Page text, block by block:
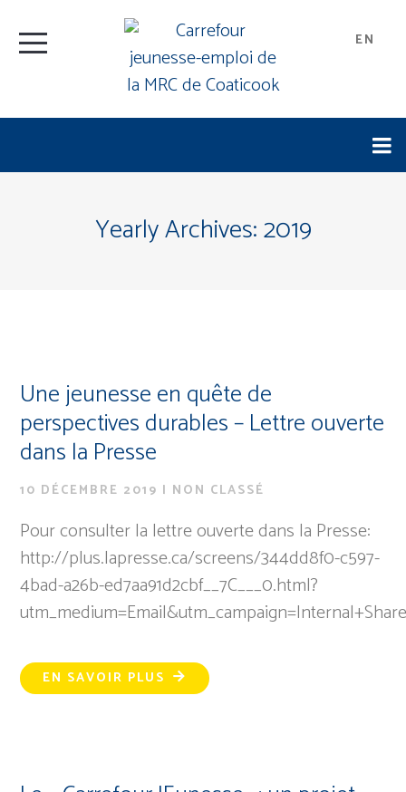
EN
Yearly Archives:2019
Une jeunesse en quête de
perspectives durables – Lettre ouverte
dans la Presse
10 DÉCEMBRE 2019 | NON CLASSÉ
Pour consulter la lettre ouverte dans la Presse:
http://plus.lapresse.ca/screens/344dd8f0-c597-
4bad-a26b-ed7aa91d2cbf__7C___0.html?
EN SAVOIR PLUS